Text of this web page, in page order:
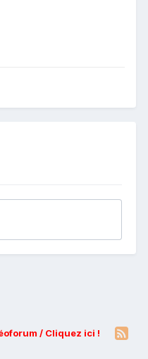
/ Cliquez ici !